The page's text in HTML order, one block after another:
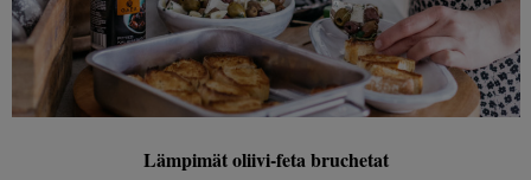
Lämpimät oliivi-feta bruchetat